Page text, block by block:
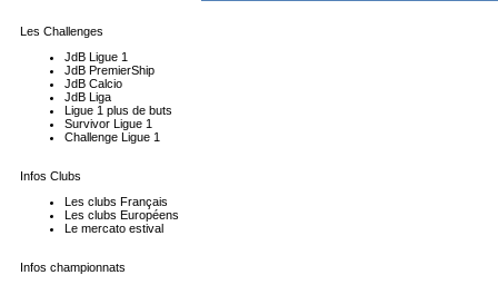
Les Challenges
JdB Ligue 1
JdB PremierShip
JdB Calcio
JdB Liga
Ligue 1 plus de buts
Survivor Ligue 1
Challenge Ligue 1
Infos Clubs
Les clubs Français
Les clubs Européens
Le mercato estival
Infos championnats